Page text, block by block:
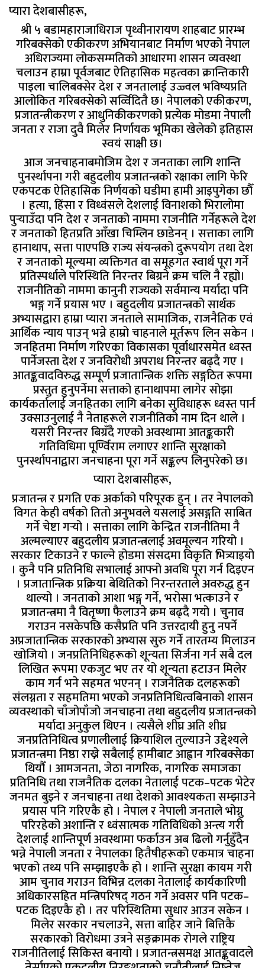
प्यारा देशबासीहरू,
श्री ५ बडामहाराजाधिराज पृथ्वीनारायण शाहबाट प्रारम्भ
गरिबक्सेको एकीकरण अभियानबाट निर्माण भएको नेपाल
अधिराज्यमा लोकसम्मतिको आधारमा शासन व्यवस्था
चलाउन हाम्रा पूर्वजबाट ऐतिहासिक महत्वका क्रान्तिकारी
पाइला चालिबक्सेर देश र जनतालाई उज्ज्वल भविष्यप्रति
आलोकित गरिबक्सेको सर्व्विदितै छ। नेपालको एकीकरण,
प्रजातन्त्रीकरण र आधुनिकीकरणको प्रत्येक मोडमा नेपाली
जनता र राजा दुवै मिलेर निर्णायक भूमिका खेलेको इतिहास
स्वयं साक्षी छ।
आज जनचाहनाबमोजिम देश र जनताका लागि शान्ति
पुनर्स्थापना गरी बहुदलीय प्रजातन्त्रको रक्षाका लागि फेरि
एकपटक ऐतिहासिक निर्णयको घडीमा हामी आइपुगेका छौँ
। हत्या, हिंसा र विध्वंसले देशलाई विनाशको भिरालोमा
पुर्‍याउँदा पनि देश र जनताको नाममा राजनीति गर्नेहरूले देश
र जनताको हितप्रति आँखा चिम्लिन छाडेनन् । सत्ताका लागि
हानाथाप, सत्ता पाएपछि राज्य संयन्त्रको दुरूपयोग तथा देश
र जनताको मूल्यमा व्यक्तिगत वा समूहगत स्वार्थ पूरा गर्ने
प्रतिस्पर्धाले परिस्थिति निरन्तर बिग्रने क्रम चलि नै रह्यो।
राजनीतिको नाममा कानुनी राज्यको सर्वमान्य मर्यादा पनि
भङ्ग गर्ने प्रयास भए । बहुदलीय प्रजातन्त्रको सार्थक
अभ्यासद्वारा हाम्रा प्यारा जनताले सामाजिक, राजनैतिक एवं
आर्थिक न्याय पाउन् भन्ने हाम्रो चाहनाले मूर्तरूप लिन सकेन ।
जनहितमा निर्माण गरिएका विकासका पूर्वाधारसमेत ध्वस्त
पार्नेजस्ता देश र जनविरोधी अपराध निरन्तर बढ्दै गए ।
आतङ्कवादविरुद्ध सम्पूर्ण प्रजातान्त्रिक शक्ति सङ्गठित रूपमा
प्रस्तुत हुनुपर्नेमा सत्ताको हानाथापमा लागेर सोझा
कार्यकर्तालाई जनहितका लागि बनेका सुविधाहरू ध्वस्त पार्न
उक्साउनुलाई नै नेताहरूले राजनीतिको नाम दिन थाले ।
यसरी निरन्तर बिग्रँदै गएको अवस्थामा आतङ्ककारी
गतिविधिमा पूर्ण्विराम लगाएर शान्ति सुरक्षाको
पुनर्स्थापनाद्वारा जनचाहना पूरा गर्ने सङ्कल्प लिनुपरेको छ।
प्यारा देशबासीहरू,
प्रजातन्त्र र प्रगति एक अर्काको परिपूरक हुन् । तर नेपालको
विगत केही वर्षको तितो अनुभवले यसलाई असङ्गति साबित
गर्ने चेष्टा गर्‍यो । सत्ताका लागि केन्द्रित राजनीतिमा नै
अल्मल्याएर बहुदलीय प्रजातन्त्रलाई अवमूल्यन गरियो ।
सरकार टिकाउने र फाल्ने होडमा संसदमा विकृति भित्र्याइयो
। कुनै पनि प्रतिनिधि सभालाई आफ्नो अवधि पूरा गर्न दिइएन
। प्रजातान्त्रिक प्रक्रिया बेथितिको निरन्तरताले अवरुद्ध हुन
थाल्यो । जनताको आशा भङ्ग गर्ने, भरोसा भत्काउने र
प्रजातन्त्रमा नै वितृष्णा फैलाउने क्रम बढ्दै गयो । चुनाव
गराउन नसकेपछि कसैप्रति पनि उत्तरदायी हुनु नपर्ने
अप्रजातान्त्रिक सरकारको अभ्यास सुरु गर्ने तारतम्य मिलाउन
खोजियो । जनप्रतिनिधिहरूको शून्यता सिर्जना गर्न सबै दल
लिखित रूपमा एकजुट भए तर यो शून्यता हटाउन मिलेर
काम गर्न भने सहमत भएनन् । राजनैतिक दलहरूको
संलग्नता र सहमतिमा भएको जनप्रतिनिधित्वबिनाको शासन
व्यवस्थाको चाँजोपाँजो जनचाहना तथा बहुदलीय प्रजातन्त्रको
मर्यादा अनुकुल थिएन । त्यसैले शीघ्र अति शीघ्र
जनप्रतिनिधित्व प्रणालीलाई क्रियाशिल तुल्याउने उद्देश्यले
प्रजातन्त्रमा निष्ठा राख्ने सबैलाई हामीबाट आह्वान गरिबक्सेका
थियौँ । आमजनता, जेठा नागरिक, नागरिक समाजका
प्रतिनिधि तथा राजनैतिक दलका नेतालाई पटक–पटक भेटेर
जनमत बुझ्ने र जनचाहना तथा देशको आवश्यकता सम्झाउने
प्रयास पनि गरिएकै हो । नेपाल र नेपाली जनताले भोग्नु
परिरहेको अशान्ति र ध्वंसात्मक गतिविधिको अन्त्य गरी
देशलाई शान्तिपूर्ण अवस्थामा फर्काउन अब ढिलो गर्नुहुँदैन
भन्ने नेपाली जनता र नेपालका हितैषीहरूको एकमात्र चाहना
भएको तथ्य पनि सम्झाइएकै हो । शान्ति सुरक्षा कायम गरी
आम चुनाव गराउन विभिन्न दलका नेतालाई कार्यकारिणी
अधिकारसहित मन्त्रिपरिषद् गठन गर्ने अवसर पनि पटक–
पटक दिइएकै हो । तर परिस्थितिमा सुधार आउन सकेन ।
मिलेर सरकार नचलाउने, सत्ता बाहिर जाने बित्तिकै
सरकारको विरोधमा उत्रने सङ्क्रामक रोगले राष्ट्रिय
राजनीतिलाई सिकिस्त बनायो । प्रजातन्त्रसमक्ष आतङ्कवादले